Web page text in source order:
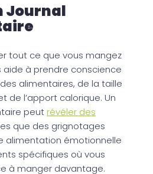
Journal
tout ce que vous mangez
aide à prendre conscience
alimentaires, de la taille
de l’apport calorique. Un
peutrévéler des
que des grignotages
alimentation émotionnelle
spécifiques où vous
à manger davantage.